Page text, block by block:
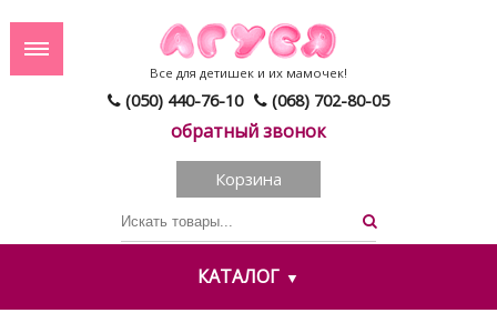
(050) 440-76-10 (068) 702-80-05
обратный звонок
Все для детишек и их мамочек!
Корзина
КАТАЛОГ